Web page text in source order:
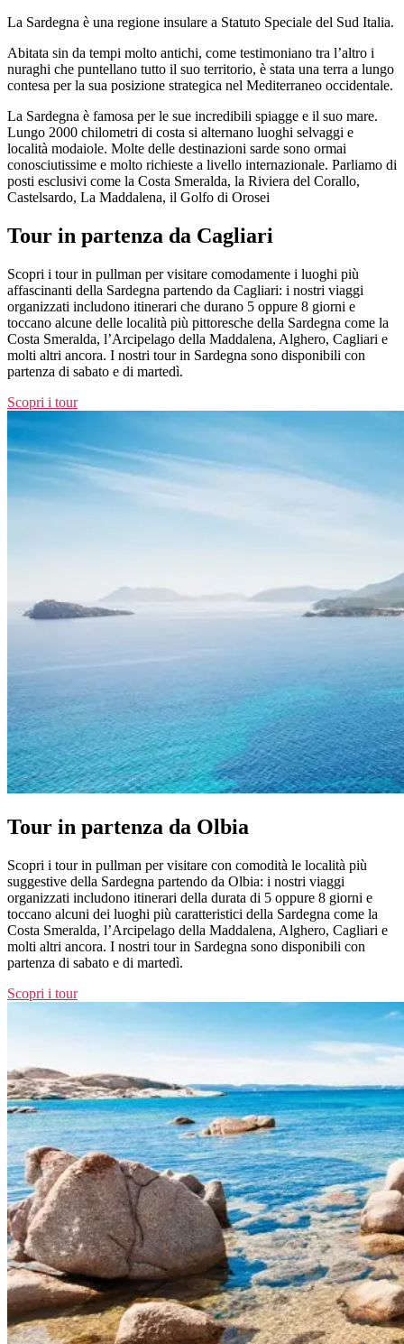
Salta
contenuto
La Sardegna è una regione insulare a Statuto Speciale del Sud Italia.
Abitata sin da tempi molto antichi, come testimoniano tra l’altro i
nuraghi che puntellano tutto il suo territorio, è stata una terra a lungo
contesa per la sua posizione strategica nel Mediterraneo occidentale.
La Sardegna è famosa per le sue incredibili spiagge e il suo mare.
Lungo 2000 chilometri di costa si alternano luoghi selvaggi e
località modaiole. Molte delle destinazioni sarde sono ormai
conosciutissime e molto richieste a livello internazionale. Parliamo di
posti esclusivi come la Costa Smeralda, la Riviera del Corallo,
Castelsardo, La Maddalena, il Golfo di Orosei
Tour in partenza da Cagliari
Scopri i tour in pullman per visitare comodamente i luoghi più
affascinanti della Sardegna partendo da Cagliari: i nostri viaggi
organizzati includono itinerari che durano 5 oppure 8 giorni e
toccano alcune delle località più pittoresche della Sardegna come la
Costa Smeralda, l’Arcipelago della Maddalena, Alghero, Cagliari e
molti altri ancora. I nostri tour in Sardegna sono disponibili con
partenza di sabato e di martedì.
Scopri i tour
Tour in partenza da Olbia
Scopri i tour in pullman per visitare con comodità le località più
suggestive della Sardegna partendo da Olbia: i nostri viaggi
organizzati includono itinerari della durata di 5 oppure 8 giorni e
toccano alcuni dei luoghi più caratteristici della Sardegna come la
Costa Smeralda, l’Arcipelago della Maddalena, Alghero, Cagliari e
molti altri ancora. I nostri tour in Sardegna sono disponibili con
partenza di sabato e di martedì.
Scopri i tour